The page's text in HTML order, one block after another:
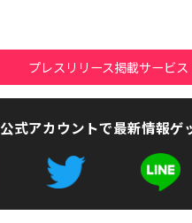
プレスリリース掲載サービス
公式アカウントで最新情報ゲ